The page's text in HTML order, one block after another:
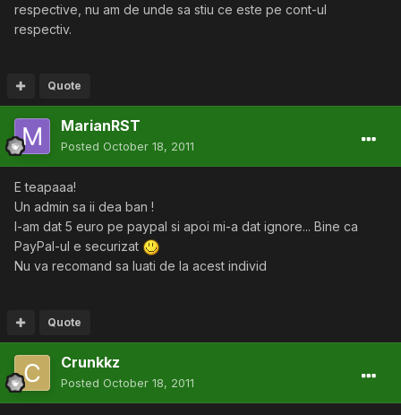
respective, nu am de unde sa stiu ce este pe cont-ul
respectiv.
Quote
MarianRST
Posted October 18, 2011
E teapaaa!
Un admin sa ii dea ban !
I-am dat 5 euro pe paypal si apoi mi-a dat ignore... Bine ca
PayPal-ul e securizat
Nu va recomand sa luati de la acest individ
Quote
Crunkkz
Posted October 18, 2011